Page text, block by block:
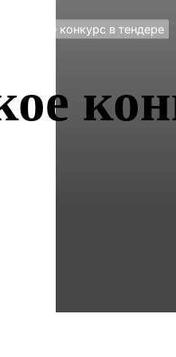
Что такое конкурс в тендере